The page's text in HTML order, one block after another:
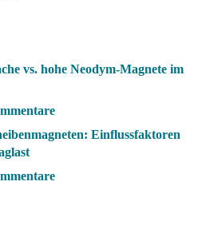
vs. hohe Neodym-Magnete im
Einflussfaktoren